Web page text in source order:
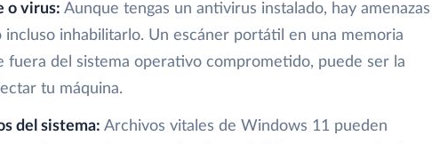
o virus: Aunque tengas un antivirus instalado, hay amenazas
inhabilitarlo. Un escáner portátil en una memoria
fuera del sistema operativo comprometido, puede ser la
tu máquina.
del sistema: Archivos vitales de Windows 11 pueden